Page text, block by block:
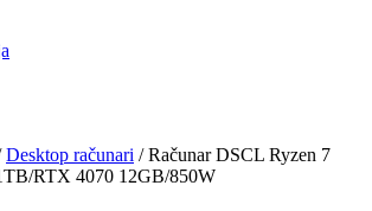
Desktop računari / Računar DSCL Ryzen 7
RTX 4070 12GB/850W